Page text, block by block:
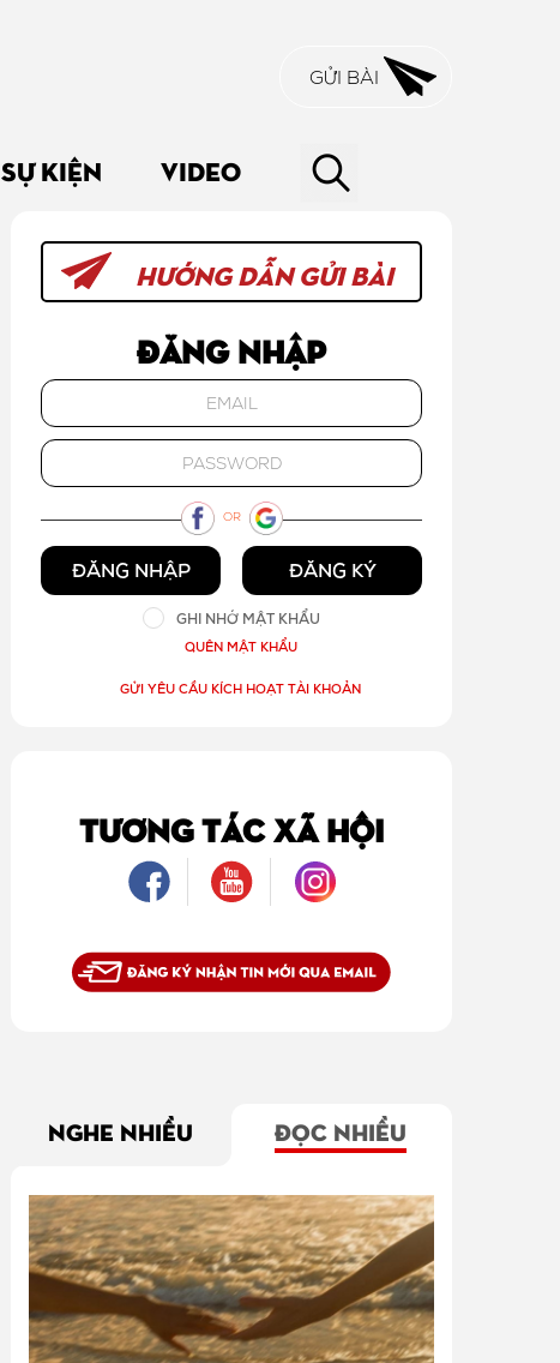
GỬI BÀI
SỰ KIỆN VIDEO
HƯỚNG DẪN GỬI BÀI
Đăng nhập
OR
ĐĂNG NHẬP ĐĂNG KÝ
GHI NHỚ MẬT KHẨU
QUÊN MẬT KHẨU
GỬI YÊU CẦU KÍCH HOẠT TÀI KHOẢN
TƯƠNG TÁC XÃ HỘI
NGHE NHIỀU ĐỌC NHIỀU